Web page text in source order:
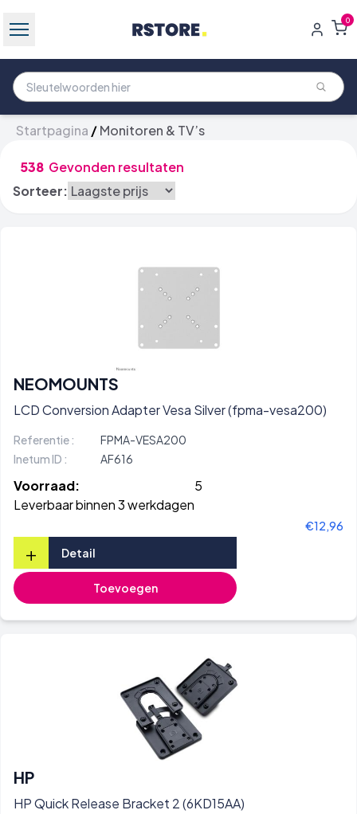
0
Startpagina /Monitoren & TV’s
538 Gevonden resultaten
Sorteer:
NEOMOUNTS
LCD Conversion Adapter Vesa Silver (fpma-vesa200)
Referentie :
FPMA-VESA200
Inetum ID :
AF616
Voorraad:
5
Leverbaar binnen 3 werkdagen
€12,96
+ Detail
Toevoegen
HP
HP Quick Release Bracket 2 (6KD15AA)